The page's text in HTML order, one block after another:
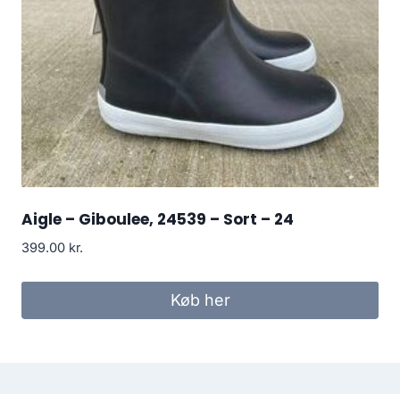
Aigle – Giboulee, 24539 – Sort – 24
399.00 kr.
Køb her